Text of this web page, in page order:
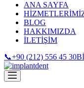
ANA SAYFA
BLOG
HAKKIMIZDA
İLETİŞİM
📞+90 (212) 556 45 30